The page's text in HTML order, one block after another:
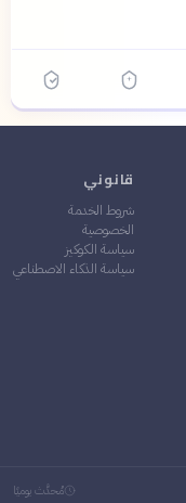
قانوني
شروط الخدمة
الخصوصية
سياسة الكوكيز
سياسة الذكاء الاصطناعي
مُحدَّث يوميًا